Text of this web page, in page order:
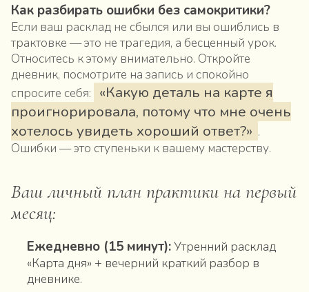
Как разбирать ошибки без самокритики?
Если ваш расклад не сбылся или вы ошиблись в
трактовке — это не трагедия, а бесценный урок.
Относитесь к этому внимательно. Откройте
дневник, посмотрите на запись и спокойно
спросите себя:
«Какую деталь на карте я
проигнорировала, потому что мне очень
хотелось увидеть хороший ответ?» .
Ошибки — это ступеньки к вашему мастерству.
Ваш личный план практики на первый
месяц:
Ежедневно (15 минут):Утренний расклад
«Карта дня» + вечерний краткий разбор в
дневнике.